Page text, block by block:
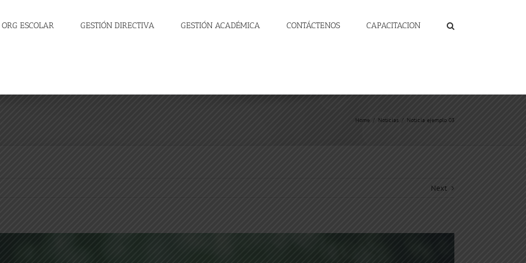
ORG ESCOLAR GESTIÓN DIRECTIVA GESTIÓN ACADÉMICA CONTÁCTENOS CAPACITACION
Home / Noticias / Noticia ejemplo 03
Next